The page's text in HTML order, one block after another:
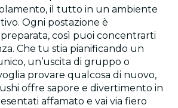
il tutto in un ambiente
Ogni postazione è
così puoi concentrarti
Che tu stia pianificando un
un’uscita di gruppo o
provare qualcosa di nuovo,
offre sapore e divertimento in
affamato e vai via fiero